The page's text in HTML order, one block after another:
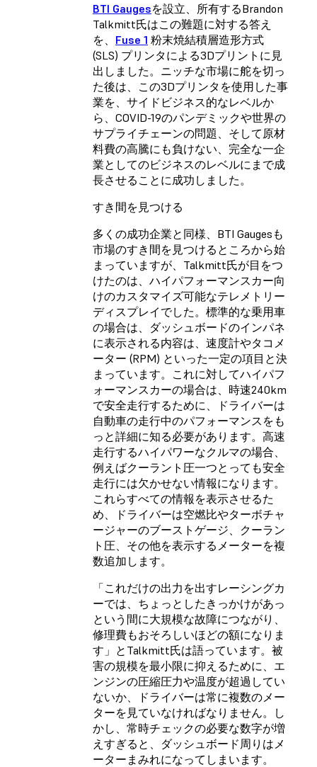
BTI Gaugesを設立、所有するBrandon
Talkmitt氏はこの難題に対する答え
を、 Fuse 1 粉末焼結積層造形方式
(SLS) プリンタによる3Dプリントに見
出しました。ニッチな市場に舵を切っ
た後は、この3Dプリンタを使用した事
業を、サイドビジネス的なレベルか
ら、COVID-19のパンデミックや世界の
サプライチェーンの問題、そして原材
料費の高騰にも負けない、完全な一企
業としてのビジネスのレベルにまで成
長させることに成功しました。
すき間を見つける
多くの成功企業と同様、BTI Gaugesも
市場のすき間を見つけるところから始
まっていますが、Talkmitt氏が目をつ
けたのは、ハイパフォーマンスカー向
けのカスタマイズ可能なテレメトリー
ディスプレイでした。標準的な乗用車
の場合は、ダッシュボードのインパネ
に表示される内容は、速度計やタコメ
ーター (RPM) といった一定の項目と決
まっています。これに対してハイパフ
ォーマンスカーの場合は、時速240km
で安全走行するために、ドライバーは
自動車の走行中のパフォーマンスをも
っと詳細に知る必要があります。高速
走行するハイパワーなクルマの場合、
例えばクーラント圧一つとっても安全
走行には欠かせない情報になります。
これらすべての情報を表示させるた
め、ドライバーは空燃比やターボチャ
ージャーのブーストゲージ、クーラン
ト圧、その他を表示するメーターを複
数追加します。
「これだけの出力を出すレーシングカ
ーでは、ちょっとしたきっかけがあっ
という間に大規模な故障につながり、
修理費もおそろしいほどの額になりま
す」とTalkmitt氏は語っています。被
害の規模を最小限に抑えるために、エ
ンジンの圧縮圧力や温度が超過してい
ないか、ドライバーは常に複数のメー
ターを見ていなければなりません。し
かし、常時チェックの必要な数字が増
えすぎると、ダッシュボード周りはメ
ーターまみれになってしまいます。